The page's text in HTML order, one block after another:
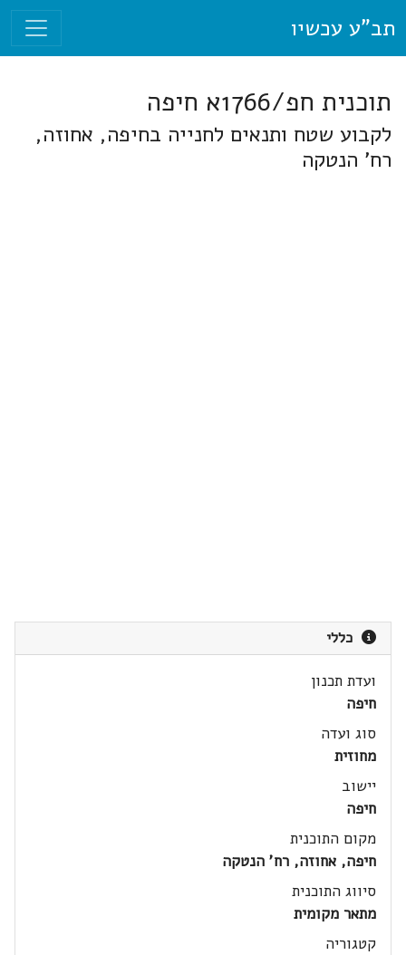
תב"ע עכשיו
תוכנית חפ/1766א חיפה
לקבוע שטח ותנאים לחנייה בחיפה, אחוזה,
רח' הנטקה
כללי
ועדת תכנון
חיפה
סוג ועדה
מחוזית
יישוב
חיפה
מקום התוכנית
חיפה, אחוזה, רח' הנטקה
סיווג התוכנית
מתאר מקומית
קטגוריה